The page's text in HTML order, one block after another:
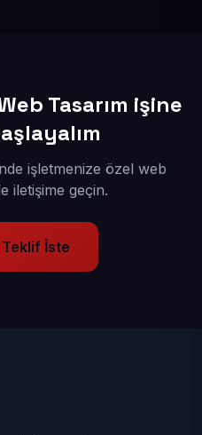
Tasarım işine
işletmenize özel web
iletişime geçin.
İste